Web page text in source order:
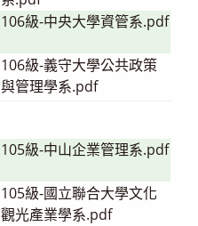
106級-中央大學資管系.pdf
106級-義守大學公共政策
與管理學系.pdf
105級-中山企業管理系.pdf
105級-國立聯合大學文化
觀光產業學系.pdf